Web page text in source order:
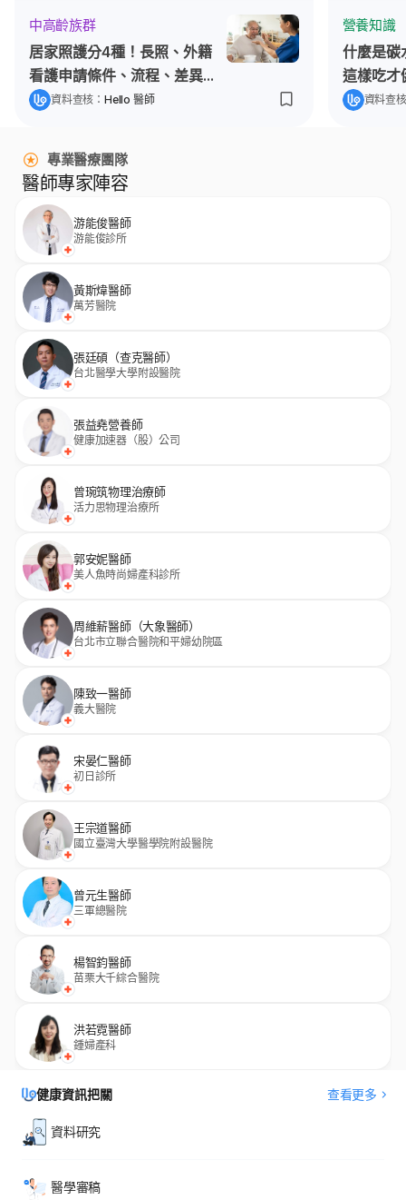
中高齡族群
居家照護分4種！長照、外籍
看護申請條件、流程、差異一
次看資料查核： Hello 醫師
營養知識
什麼是碳
這樣吃才
資料查
專業醫療團隊
醫師專家陣容
游能俊醫師
游能俊診所
黃斯煒醫師
萬芳醫院
張廷碩（查克醫師）
台北醫學大學附設醫院
張益堯營養師
健康加速器（股）公司
曾琬筑物理治療師
活力思物理治療所
郭安妮醫師
美人魚時尚婦產科診所
周維薪醫師（大象醫師）
台北市立聯合醫院和平婦幼院區
陳致一醫師
義大醫院
宋晏仁醫師
初日診所
王宗道醫師
國立臺灣大學醫學院附設醫院
曾元生醫師
三軍總醫院
楊智鈞醫師
苗栗大千綜合醫院
洪若霓醫師
鍾婦產科
查看更多
健康資訊把關
資料研究
醫學審稿